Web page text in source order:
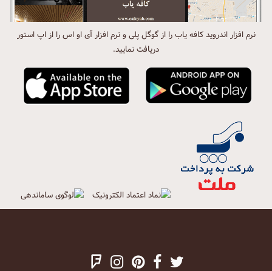
نرم افزار اندروید کافه یاب را از گوگل پلی و نرم افزار آی او اس را از اپ استور
دریافت نمایید.